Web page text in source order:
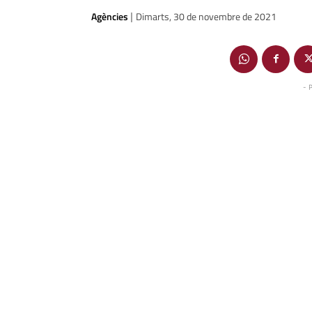
Agències | Dimarts, 30 de novembre de 2021
-